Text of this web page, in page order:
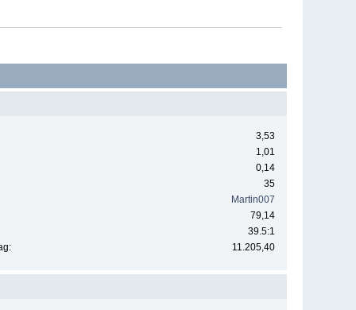
3,53
1,01
0,14
35
Martin007
79,14
39.5:1
11.205,40